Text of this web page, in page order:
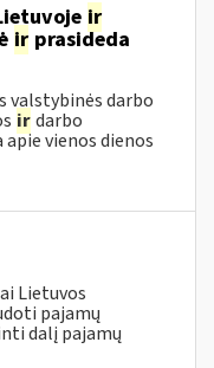
ir
ir prasideda
valstybinės darbo
irdarbo
vienos dienos
Lietuvos
pajamų
dalį pajamų